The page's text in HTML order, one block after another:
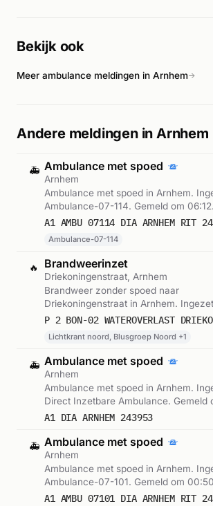
incident en het medische condition van de
Bekijk ook
Meer ambulance meldingen in Arnhem→
Andere meldingen in Arnhem
🚑 Ambulance met spoed
Arnhem
Ambulance met spoed in Arnhem.
Ambulance-07-114. Gemeld om 06:12.
A1 AMBU 07114 DIA ARNHEM RIT
Ambulance-07-114
🔥 Brandweerinzet
Driekoningenstraat, Arnhem
Brandweer zonder spoed naar
Driekoningenstraat in Arnhem.
Lichtkrant noord, Blusgroep Noord,
Lichtkrant noord, Blusgroep Noord +1
🚑 Ambulance met spoed
Arnhem
Ambulance met spoed in Arnhem.
Direct Inzetbare Ambulance. Gemeld
00:51.
A1 DIA ARNHEM 243953
🚑 Ambulance met spoed
Arnhem
Ambulance met spoed in Arnhem.
Ambulance-07-101. Gemeld om
A1 AMBU 07101 DIA ARNHEM RIT